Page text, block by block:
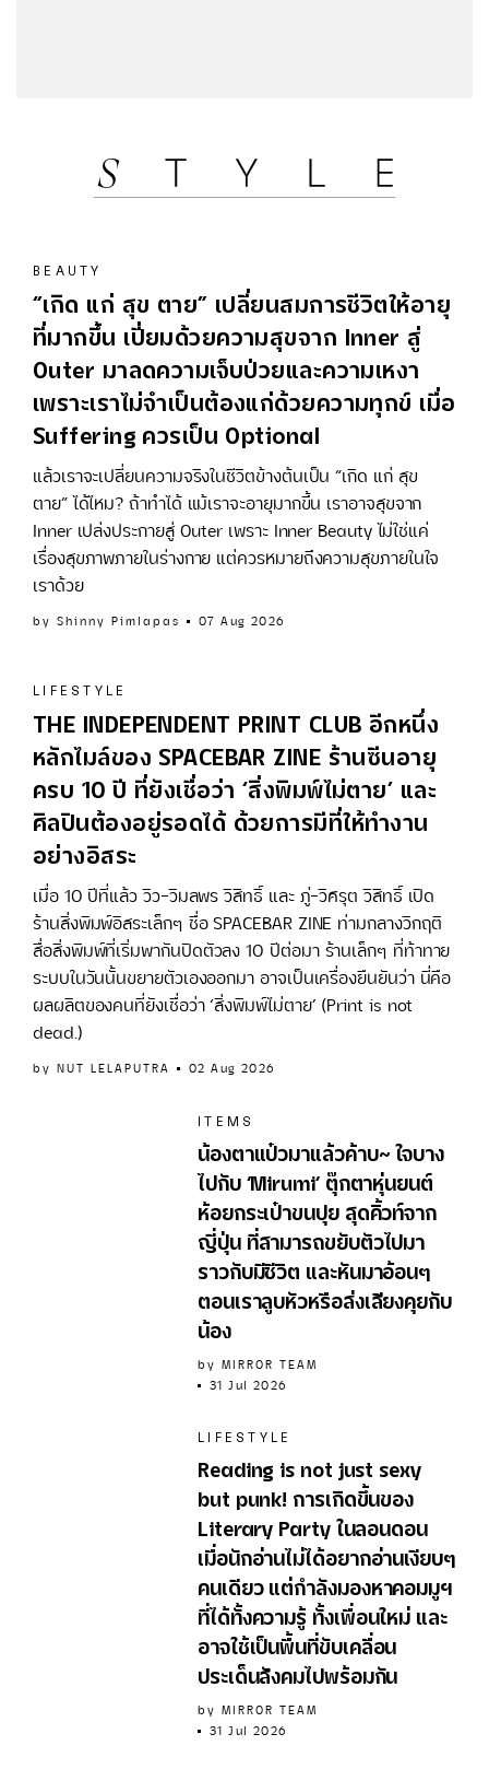
BEAUTY
“เกิด แก่ สุข ตาย” เปลี่ยนสมการชีวิตให้อายุ
ที่มากขึ้น เปี่ยมด้วยความสุขจาก Inner สู่
Outer มาลดความเจ็บป่วยและความเหงา
เพราะเราไม่จำเป็นต้องแก่ด้วยความทุกข์ เมื่อ
Suffering ควรเป็น Optional
แล้วเราจะเปลี่ยนความจริงในชีวิตข้างต้นเป็น “เกิด แก่ สุข
ตาย” ได้ไหม? ถ้าทำได้ แม้เราจะอายุมากขึ้น เราอาจสุขจาก
Inner เปล่งประกายสู่ Outer เพราะ Inner Beauty ไม่ใช่แค่
เรื่องสุขภาพภายในร่างกาย แต่ควรหมายถึงความสุขภายในใจ
เราด้วย
by Shinny Pimlapas 07 Aug 2026
LIFESTYLE
THE INDEPENDENT PRINT CLUB อีกหนึ่ง
หลักไมล์ของ SPACEBAR ZINE ร้านซีนอายุ
ครบ 10 ปี ที่ยังเชื่อว่า ‘สิ่งพิมพ์ไม่ตาย’ และ
ศิลปินต้องอยู่รอดได้ ด้วยการมีที่ให้ทำงาน
อย่างอิสระ
เมื่อ 10 ปีที่แล้ว วิว-วิมลพร วิสิทธิ์ และ ภู่-วิศรุต วิสิทธิ์ เปิด
ร้านสิ่งพิมพ์อิสระเล็กๆ ชื่อ SPACEBAR ZINE ท่ามกลางวิกฤติ
สื่อสิ่งพิมพ์ที่เริ่มพากันปิดตัวลง 10 ปีต่อมา ร้านเล็กๆ ที่ท้าทาย
ระบบในวันนั้นขยายตัวเองออกมา อาจเป็นเครื่องยืนยันว่า นี่คือ
ผลผลิตของคนที่ยังเชื่อว่า ‘สิ่งพิมพ์ไม่ตาย’ (Print is not
dead.)
by NUT LELAPUTRA 02 Aug 2026
ITEMS
น้องตาแป๋วมาแล้วค้าบ~ ใจบาง
ไปกับ ‘Mirumi’ ตุ๊กตาหุ่นยนต์
ห้อยกระเป๋าขนปุย สุดคิ้วท์จาก
ญี่ปุ่น ที่สามารถขยับตัวไปมา
ราวกับมีชีวิต และหันมาอ้อนๆ
ตอนเราลูบหัวหรือส่งเสียงคุยกับ
น้อง
by MIRROR TEAM
31 Jul 2026
LIFESTYLE
Reading is not just sexy
but punk! การเกิดขึ้นของ
Literary Party ในลอนดอน
เมื่อนักอ่านไม่ได้อยากอ่านเงียบๆ
คนเดียว แต่กำลังมองหาคอมมูฯ
ที่ได้ทั้งความรู้ ทั้งเพื่อนใหม่ และ
อาจใช้เป็นพื้นที่ขับเคลื่อน
ประเด็นสังคมไปพร้อมกัน
by MIRROR TEAM
31 Jul 2026